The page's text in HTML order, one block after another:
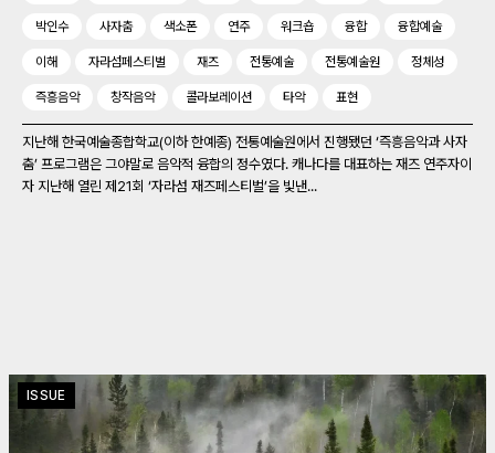
박인수 사자춤 색소폰 연주 워크숍 융합 융합예술
이해 자라섬페스티벌 재즈 전통예술 전통예술원 정체성
즉흥음악 창작음악 콜라보레이션 타악 표현
지난해 한국예술종합학교(이하 한예종) 전통예술원에서 진행됐던 ‘즉흥음악과 사자
춤’ 프로그램은 그야말로 음악적 융합의 정수였다. 캐나다를 대표하는 재즈 연주자이
자 지난해 열린 제21회 ‘자라섬 재즈페스티벌’을 빛낸...
ISSUE